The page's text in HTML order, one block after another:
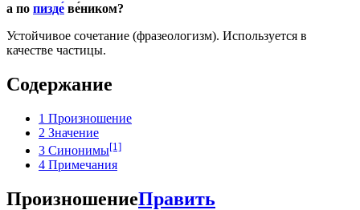
а по пизде́ ве́ником?
Устойчивое сочетание (фразеологизм). Используется в
качестве частицы.
Содержание
1 Произношение
2 Значение
3 Синонимы[1]
4 Примечания
ПроизношениеПравить